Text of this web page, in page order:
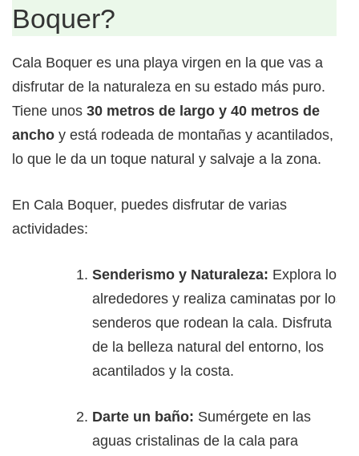
Boquer?
Cala Boquer es una playa virgen en la que vas a
disfrutar de la naturaleza en su estado más puro.
Tiene unos 30 metros de largo y 40 metros de
ancho y está rodeada de montañas y acantilados,
lo que le da un toque natural y salvaje a la zona.
En Cala Boquer, puedes disfrutar de varias
actividades:
Senderismo y Naturaleza: Explora los
alrededores y realiza caminatas por los
senderos que rodean la cala. Disfruta
de la belleza natural del entorno, los
acantilados y la costa.
Darte un baño: Sumérgete en las
aguas cristalinas de la cala para